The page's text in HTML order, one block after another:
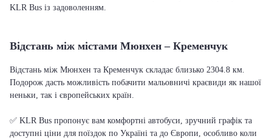
KLR Bus із задоволенням.
Відстань між містами Мюнхен – Кременчук
Відстань між Мюнхен та Кременчук складає близько 2304.8 км.
Подорож дасть можливість побачити мальовничі краєвиди як нашої
неньки, так і європейських країн.
✅ KLR Bus пропонує вам комфортні автобуси, зручний графік та
доступні ціни для поїздок по Україні та до Європи, особливо коли